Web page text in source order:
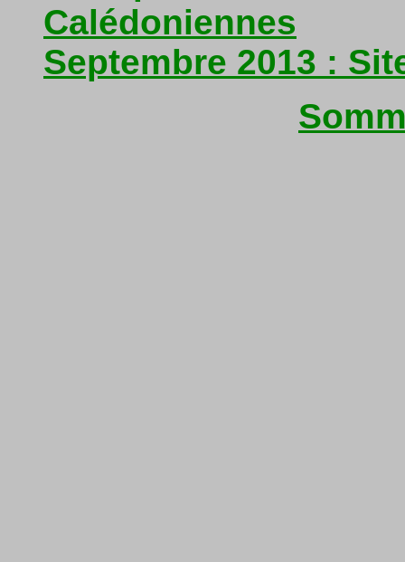
Calédoniennes
Septembre 2013 :